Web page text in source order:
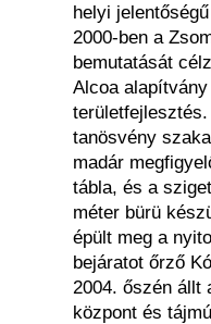
helyi
2000-ben a
bemutatását
Alcoa
tanösvény
madár
tábla, és a
méter bürü
épült meg a
bejáratot őrző
2004. őszén állt
központ és